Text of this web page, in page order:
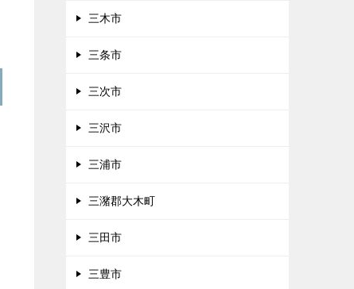
三木市
三条市
三次市
三沢市
三浦市
三潴郡大木町
三田市
三豊市